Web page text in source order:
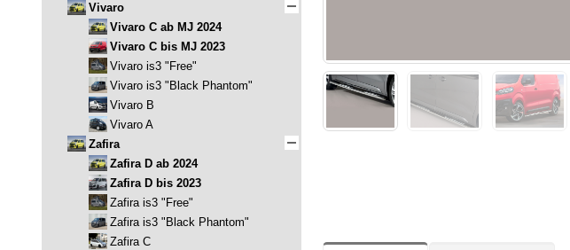
Vivaro
Vivaro C ab MJ 2024
Vivaro C bis MJ 2023
Vivaro is3 "Free"
Vivaro is3 "Black Phantom"
Vivaro B
Vivaro A
Zafira
Zafira D ab 2024
Zafira D bis 2023
Zafira is3 "Free"
Zafira is3 "Black Phantom"
Zafira C